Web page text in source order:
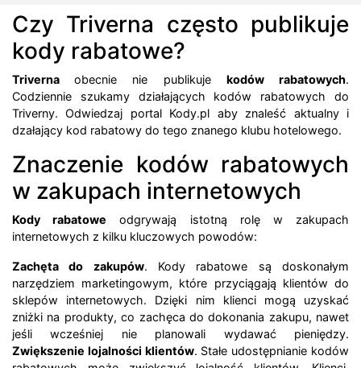
Czy Triverna często publikuje
kody rabatowe?
Trivernaobecnie nie publikuje kodów rabatowych.
Codziennie szukamy działających kodów rabatowych do
Triverny. Odwiedzaj portal Kody.pl aby znaleść aktualny i
dzałający kod rabatowy do tego znanego klubu hotelowego.
Znaczenie kodów rabatowych
w zakupach internetowych
Kody rabatowe odgrywają istotną rolę w zakupach
internetowych z kilku kluczowych powodów:
Zachęta do zakupów. Kody rabatowe są doskonałym
narzędziem marketingowym, które przyciągają klientów do
sklepów internetowych. Dzięki nim klienci mogą uzyskać
zniżki na produkty, co zachęca do dokonania zakupu, nawet
jeśli wcześniej nie planowali wydawać pieniędzy.
Zwiększenie lojalności klientów. Stałe udostępnianie kodów